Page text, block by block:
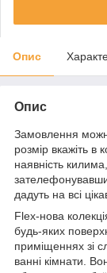
Опис
Опис
Замовлення
розмір вкажіть
наявність
дадуть на всі
Flex-нова
будь-яких
приміщеннях зі
ванні кімнати.